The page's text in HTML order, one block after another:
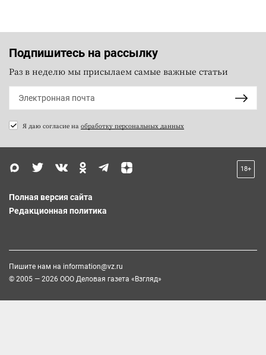
Подпишитесь на рассылку
Раз в неделю мы присылаем самые важные статьи
Я даю согласие на обработку персональных данных
18+
Полная версия сайта
Редакционная политика
Пишите нам на information@vz.ru
© 2005 — 2026 ООО Деловая газета «Взгляд»